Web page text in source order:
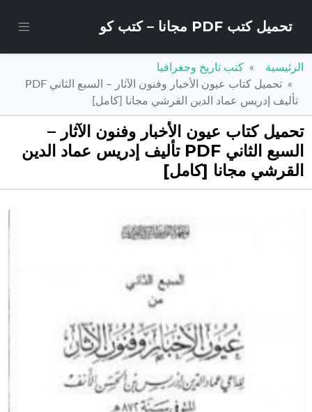
تحميل كتب PDF مجانا – كتب كو
الرئيسية
كتب تاريخ وجغرافيا
تحميل كتاب عيون الأخبار وفنون الآثار – السبع الثاني PDF
تأليف إدريس عماد الدين القرشي مجانا [كامل]
تحميل كتاب عيون الأخبار وفنون الآثار –
السبع الثاني PDF تأليف إدريس عماد الدين
القرشي مجانا [كامل]